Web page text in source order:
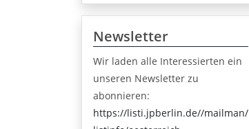
Newsletter
Wir laden alle Interessierten ein
unseren Newsletter zu
abonnieren:
https://listi.jpberlin.de//mailman/